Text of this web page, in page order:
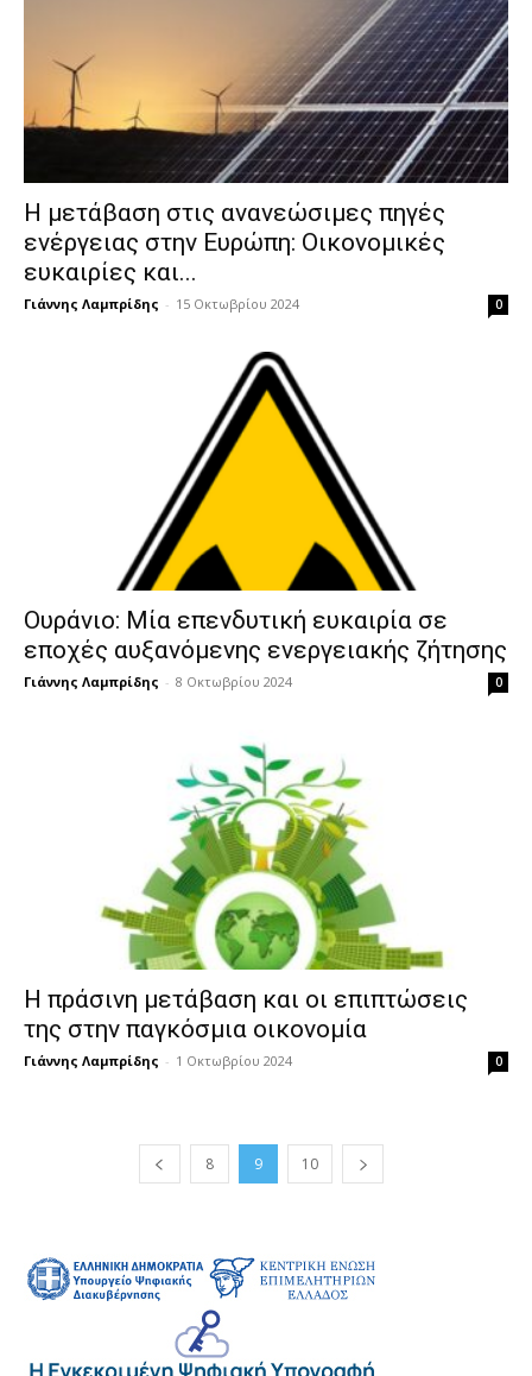
Η μετάβαση στις ανανεώσιμες πηγές
ενέργειας στην Ευρώπη: Οικονομικές
ευκαιρίες και...
Γιάννης Λαμπρίδης - 15 Οκτωβρίου 2024 0
Ουράνιο: Μία επενδυτική ευκαιρία σε
εποχές αυξανόμενης ενεργειακής ζήτησης
Γιάννης Λαμπρίδης - 8 Οκτωβρίου 2024 0
Η πράσινη μετάβαση και οι επιπτώσεις
της στην παγκόσμια οικονομία
Γιάννης Λαμπρίδης - 1 Οκτωβρίου 2024 0
8 9 10